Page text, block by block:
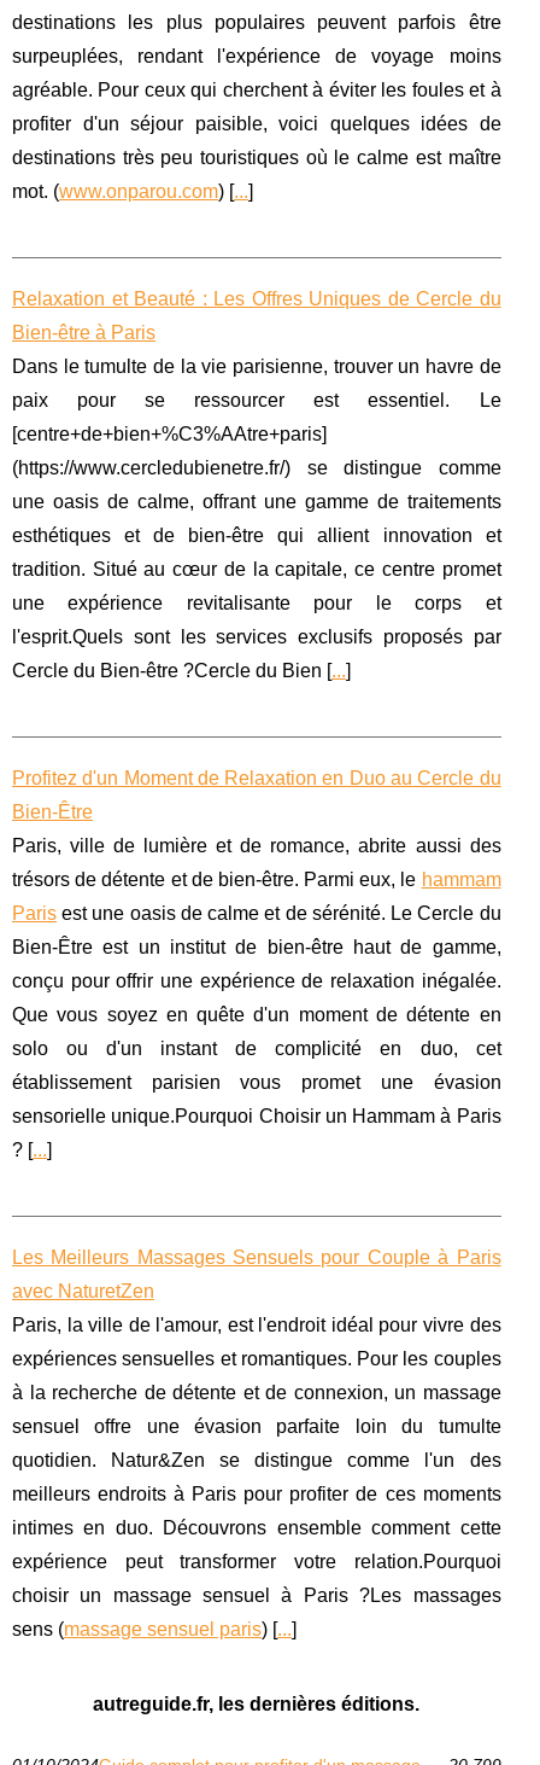
destinations les plus populaires peuvent parfois être
surpeuplées, rendant l'expérience de voyage moins
agréable. Pour ceux qui cherchent à éviter les foules et à
profiter d'un séjour paisible, voici quelques idées de
destinations très peu touristiques où le calme est maître
mot. (www.onparou.com) [...]
Relaxation et Beauté : Les Offres Uniques de Cercle du
Bien-être à Paris
Dans le tumulte de la vie parisienne, trouver un havre de
paix pour se ressourcer est essentiel. Le
[centre+de+bien+%C3%AAtre+paris]
(https://www.cercledubienetre.fr/) se distingue comme
une oasis de calme, offrant une gamme de traitements
esthétiques et de bien-être qui allient innovation et
tradition. Situé au cœur de la capitale, ce centre promet
une expérience revitalisante pour le corps et
l'esprit.Quels sont les services exclusifs proposés par
Cercle du Bien-être ?Cercle du Bien [...]
Profitez d'un Moment de Relaxation en Duo au Cercle du
Bien-Être
Paris, ville de lumière et de romance, abrite aussi des
trésors de détente et de bien-être. Parmi eux, le hammam
Paris est une oasis de calme et de sérénité. Le Cercle du
Bien-Être est un institut de bien-être haut de gamme,
conçu pour offrir une expérience de relaxation inégalée.
Que vous soyez en quête d'un moment de détente en
solo ou d'un instant de complicité en duo, cet
établissement parisien vous promet une évasion
sensorielle unique.Pourquoi Choisir un Hammam à Paris
? [...]
Les Meilleurs Massages Sensuels pour Couple à Paris
avec NaturetZen
Paris, la ville de l'amour, est l'endroit idéal pour vivre des
expériences sensuelles et romantiques. Pour les couples
à la recherche de détente et de connexion, un massage
sensuel offre une évasion parfaite loin du tumulte
quotidien. Natur&Zen se distingue comme l'un des
meilleurs endroits à Paris pour profiter de ces moments
intimes en duo. Découvrons ensemble comment cette
expérience peut transformer votre relation.Pourquoi
choisir un massage sensuel à Paris ?Les massages
sens (massage sensuel paris) [...]
autreguide.fr, les dernières éditions.